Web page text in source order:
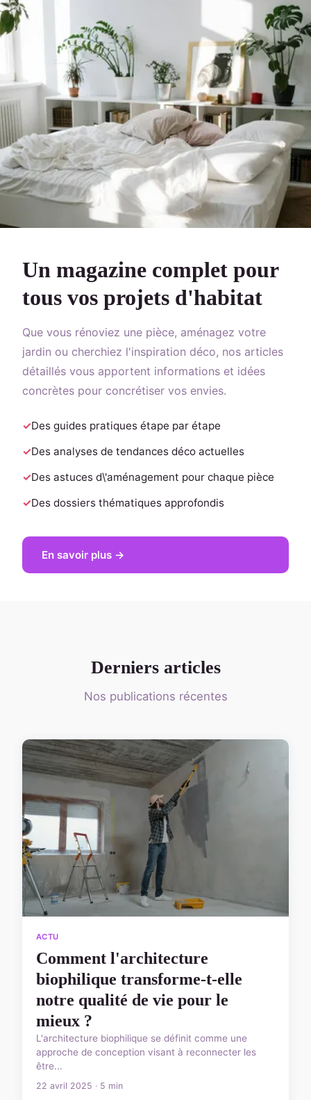
Un magazine complet pour
tous vos projets d'habitat
Que vous rénoviez une pièce, aménagez votre
jardin ou cherchiez l'inspiration déco, nos articles
détaillés vous apportent informations et idées
concrètes pour concrétiser vos envies.
Des guides pratiques étape par étape
Des analyses de tendances déco actuelles
Des astuces d\'aménagement pour chaque pièce
Des dossiers thématiques approfondis
En savoir plus →
Derniers articles
Nos publications récentes
ACTU
Comment l'architecture
biophilique transforme-t-elle
notre qualité de vie pour le
mieux ?
L'architecture biophilique se définit comme une
approche de conception visant à reconnecter les
être...
22 avril 2025 · 5 min